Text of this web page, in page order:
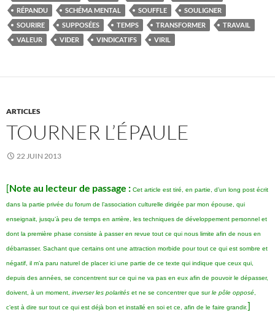
RÉPANDU
SCHÉMA MENTAL SOUFFLE
SOULIGNER
SOURIRE
SUPPOSÉES TEMPS TRANSFORMER
TRAVAIL
VALEUR
VIDER VINDICATIFS VIRIL
ARTICLES
TOURNER L’ÉPAULE
22 JUIN 2013
[Note au lecteur de passage : Cet article est tiré, en partie, d’un long post écrit
dans la partie privée du forum de l’association culturelle dirigée par mon épouse, qui
enseignait, jusqu’à peu de temps en arrière, les techniques de développement personnel et
dont la première phase consiste à passer en revue tout ce qui nous limite afin de nous en
débarrasser. Sachant que certains ont une attraction morbide pour tout ce qui est sombre et
négatif, il m’a paru naturel de placer ici une partie de ce texte qui indique que ceux qui,
depuis des années, se concentrent sur ce qui ne va pas en eux afin de pouvoir le dépasser,
doivent, à un moment, inverser les polarités et ne se concentrer que surle pôle opposé
c’est à dire sur tout ce qui est déjà bon et installé en soi et ce, afin de le faire grandir.]